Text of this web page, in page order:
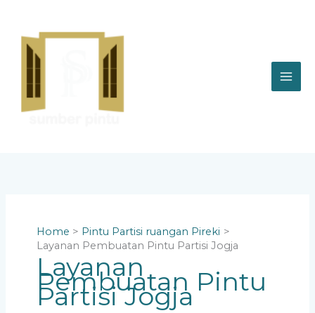
content
Home
Pintu Partisi ruangan Pireki
Layanan Pembuatan Pintu Partisi Jogja
Layanan
Pembuatan Pintu
Partisi Jogja